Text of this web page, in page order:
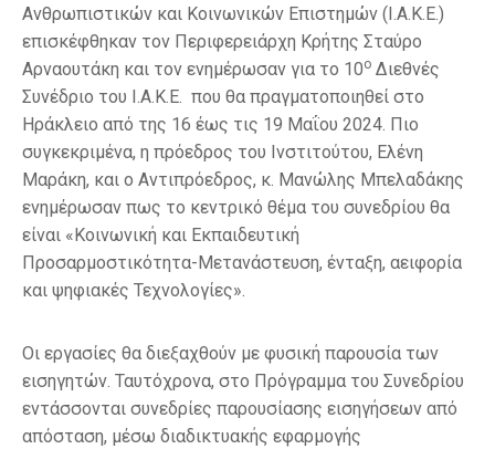
Ανθρωπιστικών και Κοινωνικών Επιστημών (Ι.Α.Κ.Ε.)
επισκέφθηκαν τον Περιφερειάρχη Κρήτης Σταύρο
Αρναουτάκη και τον ενημέρωσαν για το 10ο Διεθνές
Συνέδριο του Ι.Α.Κ.Ε. που θα πραγματοποιηθεί στο
Ηράκλειο από της 16 έως τις 19 Μαΐου 2024. Πιο
συγκεκριμένα, η πρόεδρος του Ινστιτούτου, Ελένη
Μαράκη, και ο Αντιπρόεδρος, κ. Μανώλης Μπελαδάκης
ενημέρωσαν πως το κεντρικό θέμα του συνεδρίου θα
είναι «Κοινωνική και Εκπαιδευτική
Προσαρμοστικότητα-Μετανάστευση, ένταξη, αειφορία
και ψηφιακές Τεχνολογίες».
Οι εργασίες θα διεξαχθούν με φυσική παρουσία των
εισηγητών. Ταυτόχρονα, στο Πρόγραμμα του Συνεδρίου
εντάσσονται συνεδρίες παρουσίασης εισηγήσεων από
απόσταση, μέσω διαδικτυακής εφαρμογής